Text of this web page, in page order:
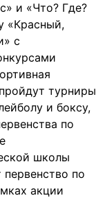
и «Что? Где?
«Красный,
с
турниры
и боксу,
по
школы
по
акции